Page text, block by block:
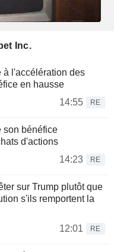
Inc.
à l'accélération des
en hausse
14:55
RE
son bénéfice
d'actions
14:23
RE
sur Trump plutôt que
s'ils remportent la
12:01
RE